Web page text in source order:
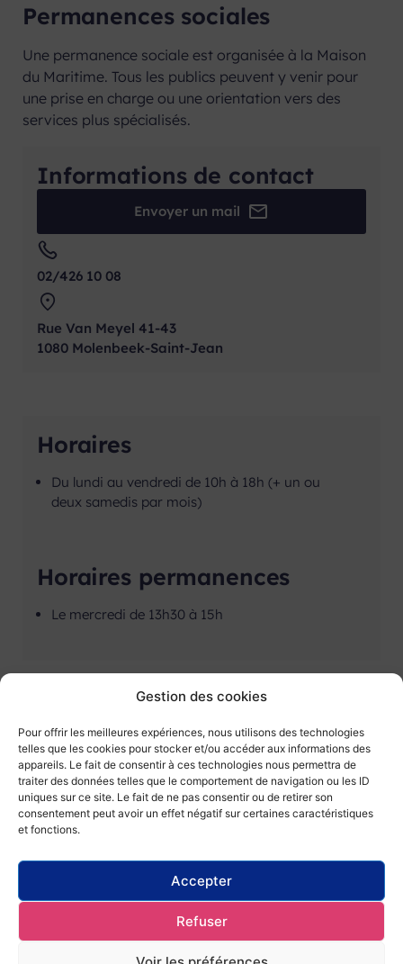
Gestion des cookies
Pour offrir les meilleures expériences, nous utilisons des technologies
telles que les cookies pour stocker et/ou accéder aux informations des
appareils. Le fait de consentir à ces technologies nous permettra de
traiter des données telles que le comportement de navigation ou les ID
uniques sur ce site. Le fait de ne pas consentir ou de retirer son
consentement peut avoir un effet négatif sur certaines caractéristiques
et fonctions.
Accepter
Refuser
Permanences sociales
Une permanence sociale est organisée à la Maison
du Maritime. Tous les publics peuvent y venir pour
une prise en charge ou une orientation vers des
services plus spécialisés.
Informations de contact
Envoyer un mail
02/426 10 08
Rue Van Meyel 41-43
1080 Molenbeek-Saint-Jean
Horaires
Du lundi au vendredi de 10h à 18h (+ un ou
deux samedis par mois)
Horaires permanences
Le mercredi de 13h30 à 15h
Qui sommes-nous ? Nous contacter
Politique de gestion des